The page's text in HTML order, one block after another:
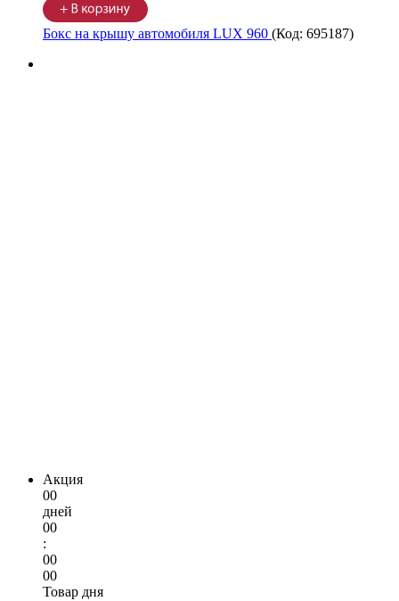
Бокс на крышу автомобиля LUX 960 (Код: 695187)
Акция
00
дней
00
:
00
00
Товар дня